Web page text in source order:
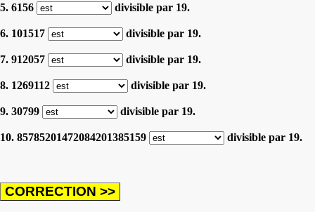
5. 6156 divisible par 19.
6. 101517 divisible par 19.
7. 912057 divisible par 19.
8. 1269112 divisible par 19.
9. 30799 divisible par 19.
10. 85785201472084201385159 divisible par 19.